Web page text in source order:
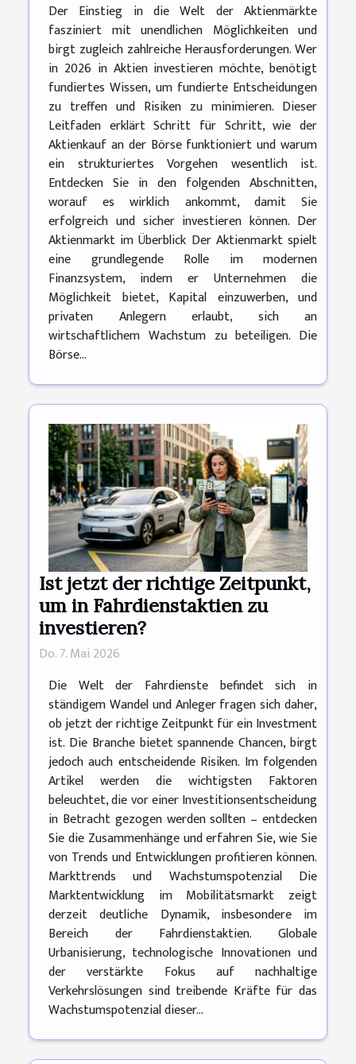
Der Einstieg in die Welt der Aktienmärkte
fasziniert mit unendlichen Möglichkeiten und
birgt zugleich zahlreiche Herausforderungen. Wer
in 2026 in Aktien investieren möchte, benötigt
fundiertes Wissen, um fundierte Entscheidungen
zu treffen und Risiken zu minimieren. Dieser
Leitfaden erklärt Schritt für Schritt, wie der
Aktienkauf an der Börse funktioniert und warum
ein strukturiertes Vorgehen wesentlich ist.
Entdecken Sie in den folgenden Abschnitten,
worauf es wirklich ankommt, damit Sie
erfolgreich und sicher investieren können. Der
Aktienmarkt im Überblick Der Aktienmarkt spielt
eine grundlegende Rolle im modernen
Finanzsystem, indem er Unternehmen die
Möglichkeit bietet, Kapital einzuwerben, und
privaten Anlegern erlaubt, sich an
wirtschaftlichem Wachstum zu beteiligen. Die
Börse...
Ist jetzt der richtige Zeitpunkt,
um in Fahrdienstaktien zu
investieren?
Do. 7. Mai 2026
Die Welt der Fahrdienste befindet sich in
ständigem Wandel und Anleger fragen sich daher,
ob jetzt der richtige Zeitpunkt für ein Investment
ist. Die Branche bietet spannende Chancen, birgt
jedoch auch entscheidende Risiken. Im folgenden
Artikel werden die wichtigsten Faktoren
beleuchtet, die vor einer Investitionsentscheidung
in Betracht gezogen werden sollten – entdecken
Sie die Zusammenhänge und erfahren Sie, wie Sie
von Trends und Entwicklungen profitieren können.
Markttrends und Wachstumspotenzial Die
Marktentwicklung im Mobilitätsmarkt zeigt
derzeit deutliche Dynamik, insbesondere im
Bereich der Fahrdienstaktien. Globale
Urbanisierung, technologische Innovationen und
der verstärkte Fokus auf nachhaltige
Verkehrslösungen sind treibende Kräfte für das
Wachstumspotenzial dieser...